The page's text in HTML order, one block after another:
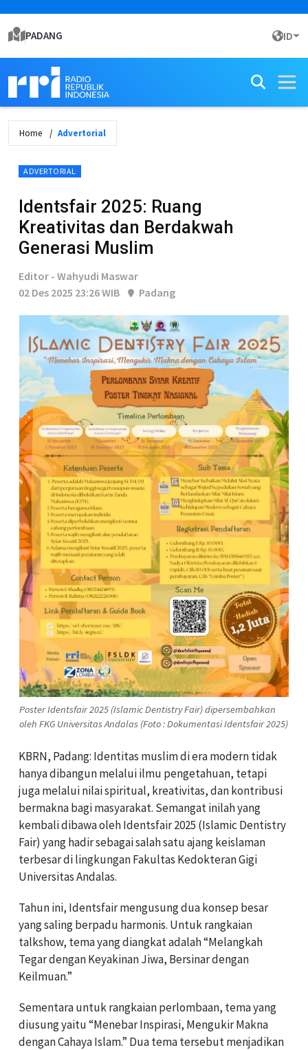
PADANG ID
Home Advertorial
ADVERTORIAL
Identsfair 2025: Ruang
Kreativitas dan Berdakwah
Generasi Muslim
Editor - Wahyudi Maswar
02 Des 2025 23:26 WIB
Padang
Poster Identsfair 2025 (Islamic Dentistry Fair) dipersembahkan
oleh FKG Universitas Andalas (Foto : Dokumentasi Identsfair 2025)
KBRN, Padang: Identitas muslim di era modern tidak
hanya dibangun melalui ilmu pengetahuan, tetapi
juga melalui nilai spiritual, kreativitas, dan kontribusi
bermakna bagi masyarakat. Semangat inilah yang
kembali dibawa oleh Identsfair 2025 (Islamic Dentistry
Fair) yang hadir sebagai salah satu ajang keislaman
terbesar di lingkungan Fakultas Kedokteran Gigi
Universitas Andalas.
Tahun ini, Identsfair mengusung dua konsep besar
yang saling berpadu harmonis. Untuk rangkaian
talkshow, tema yang diangkat adalah “Melangkah
Tegar dengan Keyakinan Jiwa, Bersinar dengan
Keilmuan.”
Sementara untuk rangkaian perlombaan, tema yang
diusung yaitu “Menebar Inspirasi, Mengukir Makna
dengan Cahaya Islam.” Dua tema tersebut menjadikan